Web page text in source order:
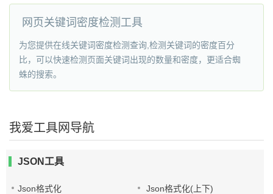
网页关键词密度检测工具
为您提供在线关键词密度检测查询,检测关键词的密度百分
比，可以快速检测页面关键词出现的数量和密度，更适合蜘
蛛的搜索。
我爱工具网导航
JSON工具
Json格式化 Json格式化(上下)